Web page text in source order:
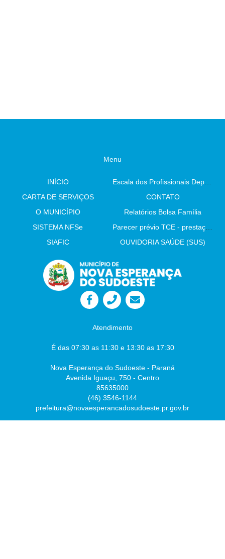
Menu
INÍCIO
Escala dos Profissionais Departamento De Saúde
CARTA DE SERVIÇOS
CONTATO
O MUNICÍPIO
Relatórios Bolsa Família
SISTEMA NFSe
Parecer prévio TCE - prestação de contas
SIAFIC
OUVIDORIA SAÚDE (SUS)
Atendimento
É das 07:30 as 11:30 e 13:30 as 17:30
Nova Esperança do Sudoeste - Paraná
Avenida Iguaçu, 750 - Centro
85635000
(46) 3546-1144
prefeitura@novaesperancadosudoeste.pr.gov.br